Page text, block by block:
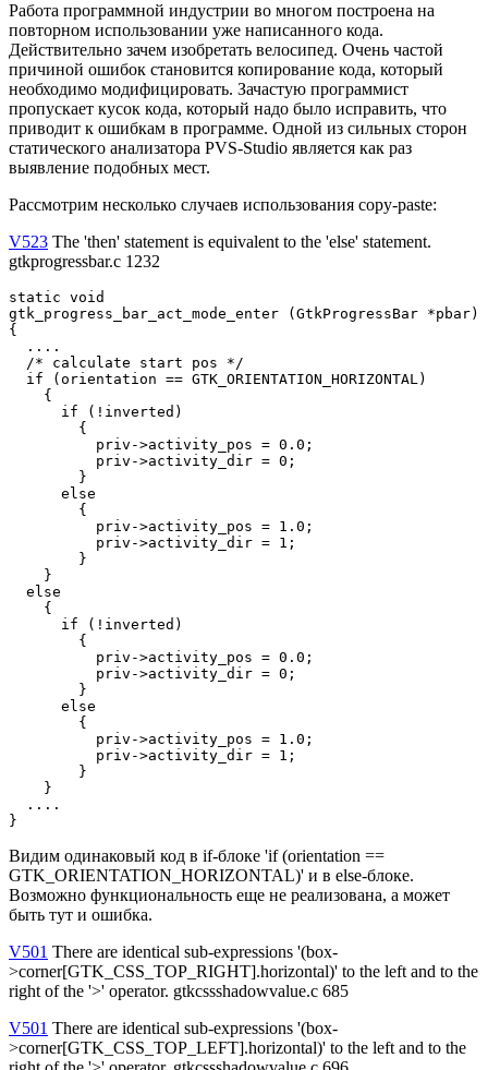
Работа программной индустрии во многом построена на
повторном использовании уже написанного кода.
Действительно зачем изобретать велосипед. Очень частой
причиной ошибок становится копирование кода, который
необходимо модифицировать. Зачастую программист
пропускает кусок кода, который надо было исправить, что
приводит к ошибкам в программе. Одной из сильных сторон
статического анализатора PVS-Studio является как раз
выявление подобных мест.
Рассмотрим несколько случаев использования copy-paste:
V523 The 'then' statement is equivalent to the 'else' statement.
gtkprogressbar.c 1232
static void
gtk_progress_bar_act_mode_enter (GtkProgressBar *pbar)
{
  ....
  /* calculate start pos */
  if (orientation == GTK_ORIENTATION_HORIZONTAL)
    {
      if (!inverted)
        {
          priv->activity_pos = 0.0;
          priv->activity_dir = 0;
        }
      else
        {
          priv->activity_pos = 1.0;
          priv->activity_dir = 1;
        }
    }
  else
    {
      if (!inverted)
        {
          priv->activity_pos = 0.0;
          priv->activity_dir = 0;
        }
      else
        {
          priv->activity_pos = 1.0;
          priv->activity_dir = 1;
        }
    }
  ....
}
Видим одинаковый код в if-блоке 'if (orientation ==
GTK_ORIENTATION_HORIZONTAL)' и в else-блоке.
Возможно функциональность еще не реализована, а может
быть тут и ошибка.
V501 There are identical sub-expressions '(box-
>corner[GTK_CSS_TOP_RIGHT].horizontal)' to the left and to the
right of the '>' operator. gtkcssshadowvalue.c 685
V501 There are identical sub-expressions '(box-
>corner[GTK_CSS_TOP_LEFT].horizontal)' to the left and to the